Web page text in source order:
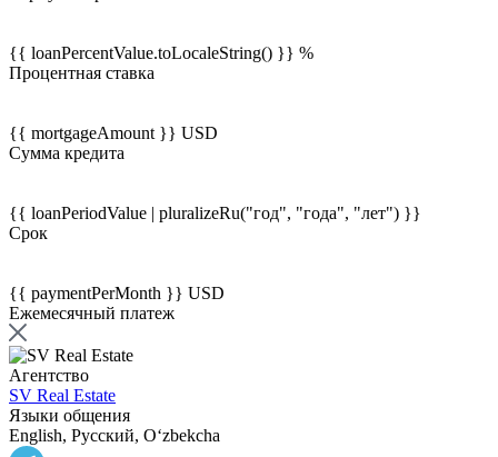
{{ loanPercentValue.toLocaleString() }} %
Процентная ставка
{{ mortgageAmount }} USD
Сумма кредита
{{ loanPeriodValue | pluralizeRu("год", "года", "лет") }}
Срок
{{ paymentPerMonth }} USD
Ежемесячный платеж
Агентство
SV Real Estate
Языки общения
English, Русский, Oʻzbekcha